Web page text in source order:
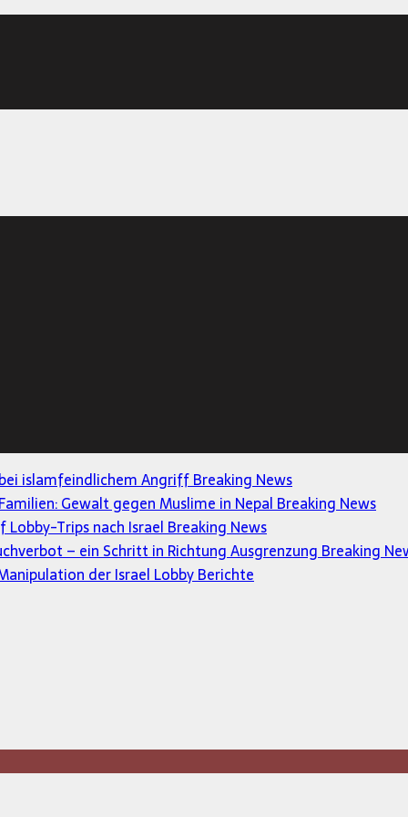
islamfeindlichem AngriffBreaking News
Gewalt gegen Muslime in Nepal Breaking News
Lobby-Trips nach Israel Breaking News
– ein Schritt in Richtung Ausgrenzung Breaking
der Israel LobbyBerichte